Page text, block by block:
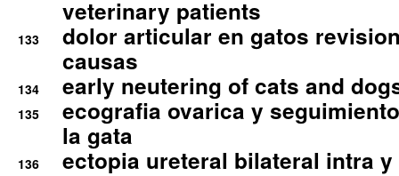
veterinary patients
133
dolor articular en gatos
causas
134 early neutering of cats and
135
ecografia ovarica y
la gata
136 ectopia ureteral bilateral intra